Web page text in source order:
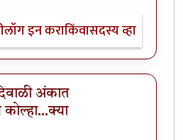
लॉग इन कराकिंवासदस्य व्हा
अंकात